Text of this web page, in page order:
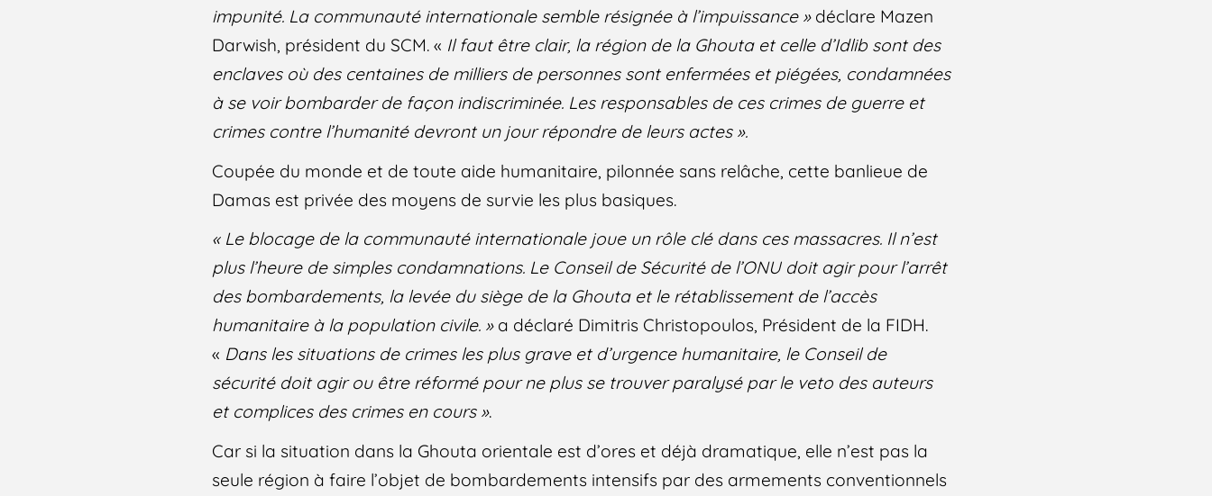
impunité. La communauté internationale semble résignée à l’impuissance » déclare Mazen
Darwish, président du SCM. « Il faut être clair, la région de la Ghouta et celle d’Idlib sont des
enclaves où des centaines de milliers de personnes sont enfermées et piégées, condamnées
à se voir bombarder de façon indiscriminée. Les responsables de ces crimes de guerre et
crimes contre l’humanité devront un jour répondre de leurs actes ».
Coupée du monde et de toute aide humanitaire, pilonnée sans relâche, cette banlieue de
Damas est privée des moyens de survie les plus basiques.
« Le blocage de la communauté internationale joue un rôle clé dans ces massacres. Il n’est
plus l’heure de simples condamnations. Le Conseil de Sécurité de l’ONU doit agir pour l’arrêt
des bombardements, la levée du siège de la Ghouta et le rétablissement de l’accès
humanitaire à la population civile. » a déclaré Dimitris Christopoulos, Président de la FIDH.
« Dans les situations de crimes les plus grave et d’urgence humanitaire, le Conseil de
sécurité doit agir ou être réformé pour ne plus se trouver paralysé par le veto des auteurs
et complices des crimes en cours ».
Car si la situation dans la Ghouta orientale est d’ores et déjà dramatique, elle n’est pas la
seule région à faire l’objet de bombardements intensifs par des armements conventionnels